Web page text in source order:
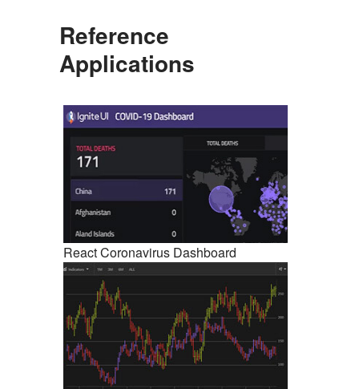
Reference
Applications
React Coronavirus Dashboard